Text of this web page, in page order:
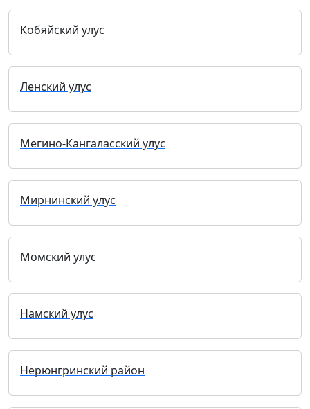
Кобяйский улус
Ленский улус
Мегино-Кангаласский улус
Мирнинский улус
Момский улус
Намский улус
Нерюнгринский район